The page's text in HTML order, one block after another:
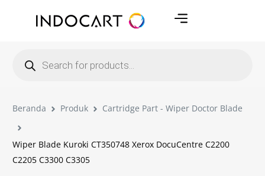
Beranda Produk Cartridge Part - Wiper Doctor Blade
Wiper Blade Kuroki CT350748 Xerox DocuCentre C2200
C2205 C3300 C3305